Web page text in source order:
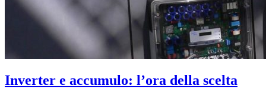
Inverter e accumulo: l’ora della scelta